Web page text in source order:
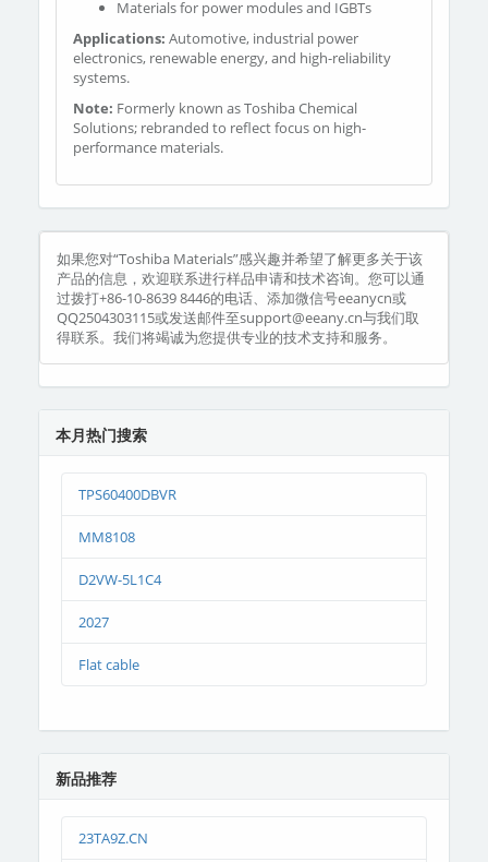
Materials for power modules and IGBTs
Applications: Automotive, industrial power
electronics, renewable energy, and high-reliability
systems.
Note: Formerly known as Toshiba Chemical
Solutions; rebranded to reflect focus on high-
performance materials.
如果您对“Toshiba Materials”感兴趣并希望了解更多关于该
产品的信息，欢迎联系进行样品申请和技术咨询。您可以通
过拨打+86-10-8639 8446的电话、添加微信号eeanycn或
QQ2504303115或发送邮件至support@eeany.cn与我们取
得联系。我们将竭诚为您提供专业的技术支持和服务。
本月热门搜索
TPS60400DBVR
MM8108
D2VW-5L1C4
2027
Flat cable
新品推荐
23TA9Z.CN